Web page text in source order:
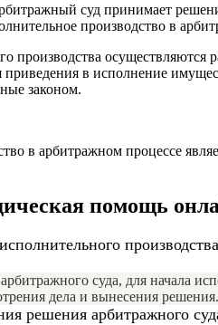
суд принимает
производство в
производства
в исполнение
законом.
в арбитражном процессе
помощь
суда, для начала
дела и вынесения
решения арбитражного